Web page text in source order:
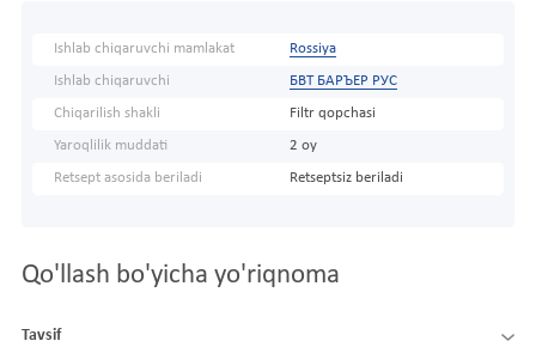
Ishlab chiqaruvchi mamlakat Rossiya
Ishlab chiqaruvchi БВТ БАРЪЕР РУС
Chiqarilish shakli Filtr qopchasi
Yaroqlilik muddati 2 oy
Retsept asosida beriladi Retseptsiz beriladi
Qo'llash bo'yicha yo'riqnoma
Tavsif